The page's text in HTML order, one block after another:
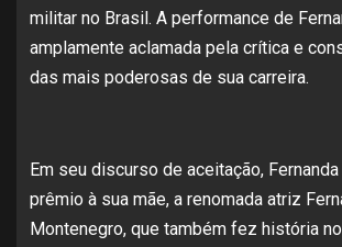
militar no Brasil. A performance de
amplamente aclamada pela crítica e
das mais poderosas de sua carreira.
Em seu discurso de aceitação,
prêmio à sua mãe, a renomada atriz
Montenegro, que também fez história